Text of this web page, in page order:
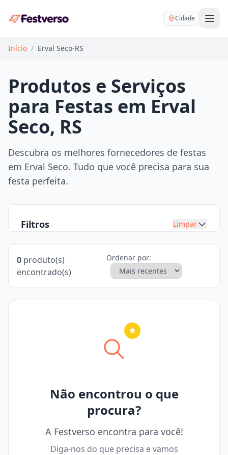
Cidade
Balões delivery
Decoração personalizada
Pegue e Monte
Festa na mesa
Mesas e cadeiras
Buffet
DJ
Início / Erval Seco-RS
Produtos e Serviços
para Festas em Erval
Seco, RS
Descubra os melhores fornecedores de festas
em Erval Seco. Tudo que você precisa para sua
festa perfeita.
Filtros Limpar
0 produto(s)
encontrado(s)
Ordenar por:
Não encontrou o que
procura?
A Festverso encontra para você!
Diga-nos do que precisa e vamos